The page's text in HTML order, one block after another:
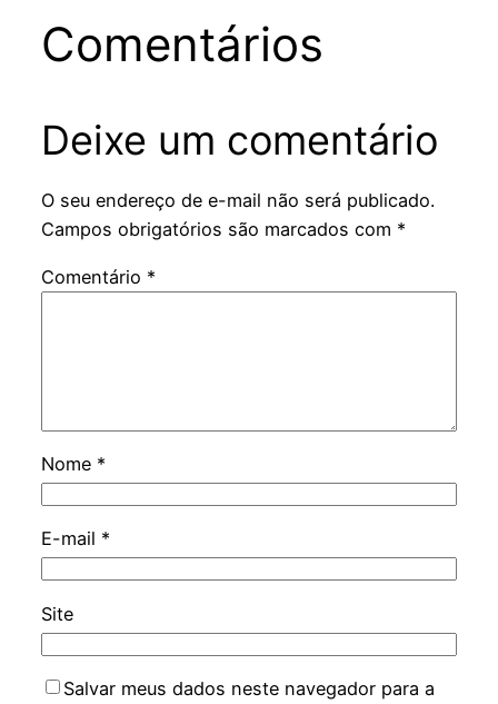
Comentários
Deixe um comentário
O seu endereço de e-mail não será publicado.
Campos obrigatórios são marcados com *
Comentário *
Nome *
E-mail *
Site
Salvar meus dados neste navegador para a